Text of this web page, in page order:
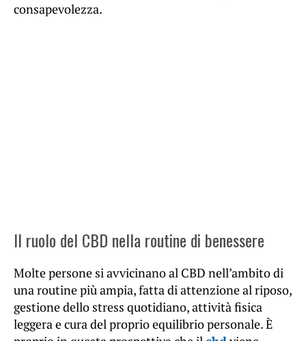
consapevolezza.
Il ruolo del CBD nella routine di benessere
Molte persone si avvicinano al CBD nell’ambito di
una routine più ampia, fatta di attenzione al riposo,
gestione dello stress quotidiano, attività fisica
leggera e cura del proprio equilibrio personale. È